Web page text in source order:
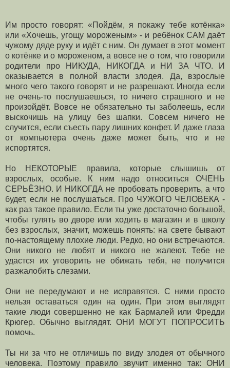
Им просто говорят: «Пойдём, я покажу тебе котёнка»
или «Хочешь, угощу мороженым» - и ребёнок САМ даёт
чужому дяде руку и идёт с ним. Он думает в этот момент
о котёнке и о мороженом, а вовсе не о том, что говорили
родители про НИКУДА, НИКОГДА и НИ ЗА ЧТО. И
оказывается в полной власти злодея. Да, взрослые
много чего такого говорят и не разрешают. Иногда если
не очень-то послушаешься, то ничего страшного и не
произойдёт. Вовсе не обязательно ты заболеешь, если
выскочишь на улицу без шапки. Совсем ничего не
случится, если съесть пару лишних конфет. И даже глаза
от компьютера очень даже может быть, что и не
испортятся.
Но НЕКОТОРЫЕ правила, которые слышишь от
взрослых, особые. К ним надо относиться ОЧЕНЬ
СЕРЬЁЗНО. И НИКОГДА не пробовать проверить, а что
будет, если не послушаться. Про ЧУЖОГО ЧЕЛОВЕКА -
как раз такое правило. Если ты уже достаточно большой,
чтобы гулять во дворе или ходить в магазин и в школу
без взрослых, значит, можешь понять: на свете бывают
по-настоящему плохие люди. Редко, но они встречаются.
Они никого не любят и никого не жалеют. Тебе не
удастся их уговорить не обижать тебя, не получится
разжалобить слезами.
Они не передумают и не исправятся. С ними просто
нельзя оставаться один на один. При этом выглядят
такие люди совершенно не как Бармалей или Фредди
Крюгер. Обычно выглядят. ОНИ МОГУТ ПОПРОСИТЬ
помочь.
Ты ни за что не отличишь по виду злодея от обычного
человека. Поэтому правило звучит именно так: ОНИ